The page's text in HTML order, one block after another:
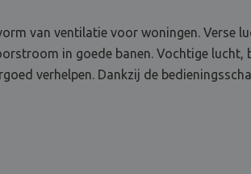
van ventilatie voor woningen. Verse
in goede banen. Vochtige
verhelpen. Dankzij de